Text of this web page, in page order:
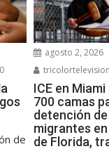
0
de
agosto 2, 2026
tricolortelevision
ICE en
700 camas
detención de
migrantes
de Florida,